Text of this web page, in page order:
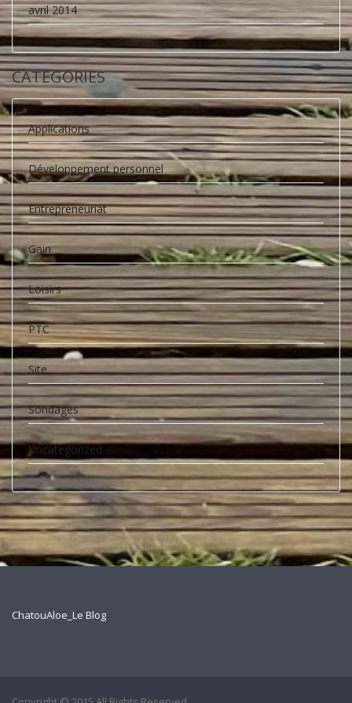
avril 2014
CATEGORIES
Applications
Développement personnel
Entrepreneuriat
Gain
Loisirs
PTC
Site
Sondages
Uncategorized
ChatouAloe_Le Blog